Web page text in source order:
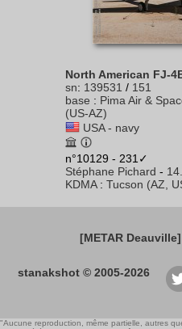
North American FJ-
sn: 139531 / 151
base : Pima Air &
(US-AZ)
USA - navy
n°10129 - 231✓
Stéphane Pichard -
KDMA: Tucson (AZ,
[METAR Deauville]
stanakshot © 2005-2026
"Aucune reproduction, même partielle, autres